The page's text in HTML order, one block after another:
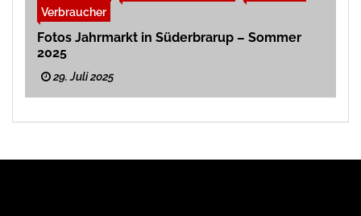
Verbraucher
Fotos Jahrmarkt in Süderbrarup – Sommer
2025
29. Juli 2025